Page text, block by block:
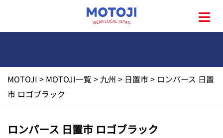
MOTOJI > MOTOJI一覧> 九州 > 日置市> ロンパース 日置
市 ロゴブラック
ロンパース 日置市 ロゴブラック